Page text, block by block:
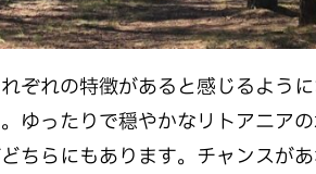
ぞれの特徴があると感じるよう
ゆったりで穏やかなリトアニア
ちらにもあります。チャンスが